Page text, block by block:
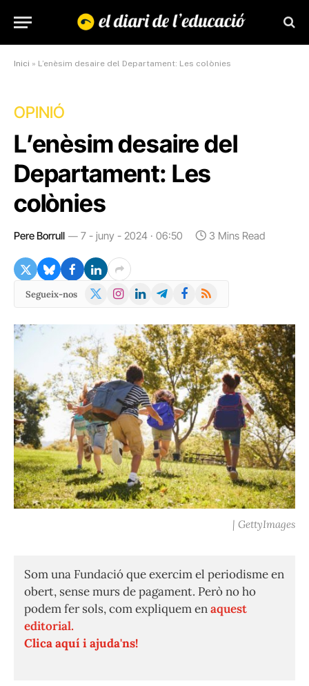
Inici » L’enèsim desaire del Departament: Les colònies
OPINIÓ
L’enèsim desaire del
Departament: Les
colònies
Pere Borrull 7 - juny - 2024 · 06:50 3 Mins Read
Segueix-nos
X
Instagram
LinkedInTelegramFacebook
RSS
| GettyImages
Som una Fundació que exercim el periodisme en
obert, sense murs de pagament. Però no ho
podem fer sols, com expliquem enaquest
editorial.
Clica aquí i ajuda'ns!